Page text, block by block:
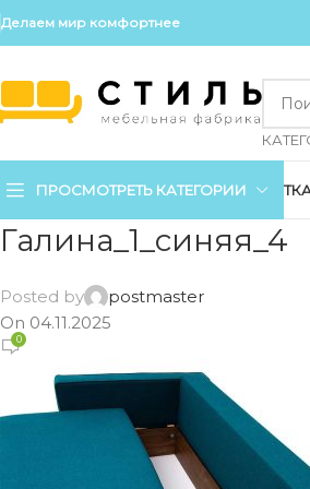
Делаем мир комфортнее
ПРОСМОТРЕТЬ КАТЕГОРИИ
Галина_1_синяя_4
Posted by
postmaster
On 04.11.2025
0